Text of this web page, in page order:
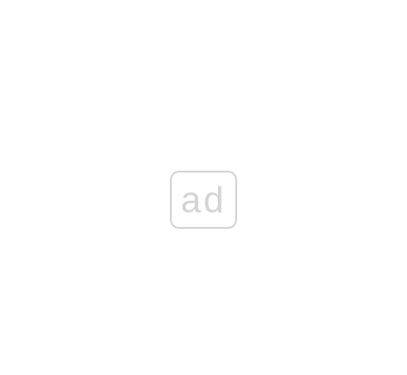
ad